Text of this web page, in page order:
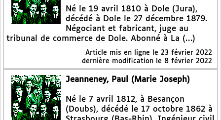
Né le 19 avril 1810 à Dole (Jura),
décédé à Dole le 27 décembre 1879.
Négociant et fabricant, juge au
tribunal de commerce de Dole. Abonné à La (…)
Article mis en ligne le 23 février 2022
dernière modification le 8 février 2022
Jeanneney, Paul (Marie Joseph)
Né le 7 avril 1812, à Besançon
(Doubs), décédé le 17 octobre 1862 à